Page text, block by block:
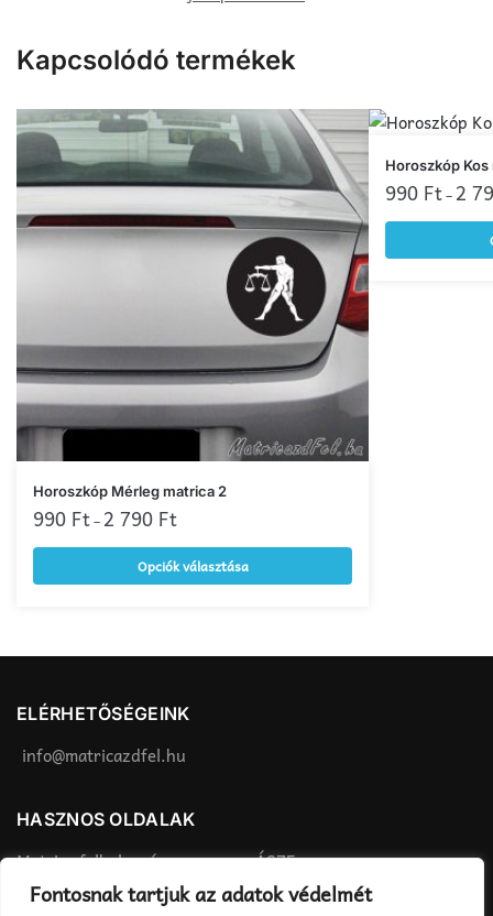
Fontosnak tartjuk az adatok védelmét
Kapcsolódó termékek
Horoszkóp Mérleg matrica 2
990 Ft– 2 790 Ft
Opciók választása
Ennek
a
terméknek
a
termékoldalon
választhatók
Horoszkóp
990 Ft– 2
Ennek
a
terméknek
ELÉRHETŐSÉGEINK
info@matricazdfel.hu
HASZNOS OLDALAK
Matrica felhelyezés
Rendelés menete
ÁSZF
Adatvédelmi tájékoztató